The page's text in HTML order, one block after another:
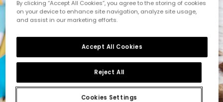
By clicking “Accept All Cookies”, you agree to the storing of cookies
on your device to enhance site navigation, analyze site usage,
and assist in our marketing efforts.
Cookies Settings
Reject All
Accept All Cookies